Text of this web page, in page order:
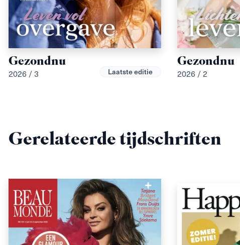
Gezondnu
2026 / 3 Laatste editie
Gezondnu
2026 / 2
Gerelateerde tijdschriften